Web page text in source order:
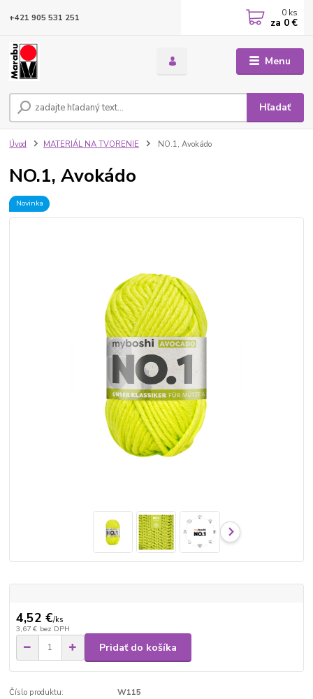
Menu
Hľadať
+421 905 531 251 0 ks
za 0 €
Úvod MATERIÁL NA TVORENIE NO.1, Avokádo
NO.1, Avokádo
Novinka
4,52 €/ks
3,67 € bez DPH
Pridať do košíka
Číslo produktu: W115